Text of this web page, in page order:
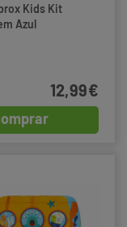
Kids Kit
Azul
12,99€